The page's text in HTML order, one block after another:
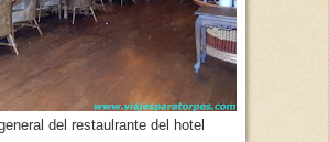
del restaulrante del hotel